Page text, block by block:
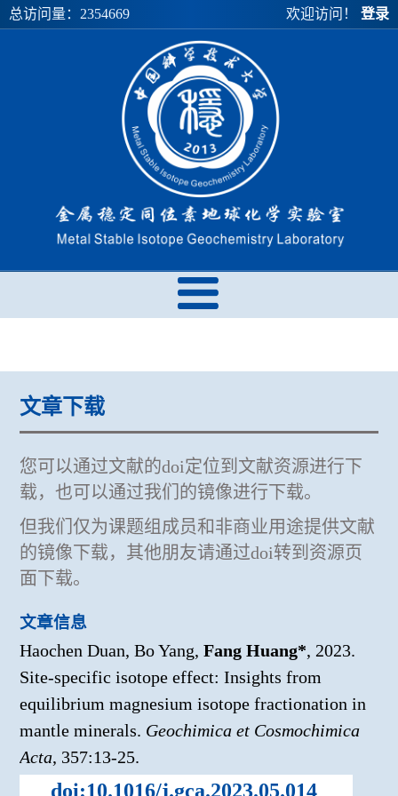
总访问量： 2354669 欢迎访问！ 登录
文章下载
您可以通过文献的doi定位到文献资源进行下
载，也可以通过我们的镜像进行下载。
但我们仅为课题组成员和非商业用途提供文献
的镜像下载，其他朋友请通过doi转到资源页
面下载。
文章信息
Haochen Duan, Bo Yang,Fang Huang*, 2023.
Site-specific isotope effect: Insights from
equilibrium magnesium isotope fractionation in
mantle minerals. Geochimica et Cosmochimica
Acta, 357:13-25.
doi:10.1016/j.gca.2023.05.014